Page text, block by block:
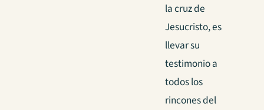
la cruz de
Jesucristo, es
llevar su
testimonio a
todos los
rincones del